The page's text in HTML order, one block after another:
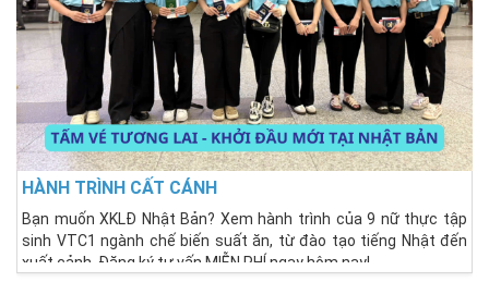
HÀNH TRÌNH CẤT CÁNH
Bạn muốn XKLĐ Nhật Bản? Xem hành trình của 9 nữ thực tập
sinh VTC1 ngành chế biến suất ăn, từ đào tạo tiếng Nhật đến
xuất cảnh. Đăng ký tư vấn MIỄN PHÍ ngay hôm nay!